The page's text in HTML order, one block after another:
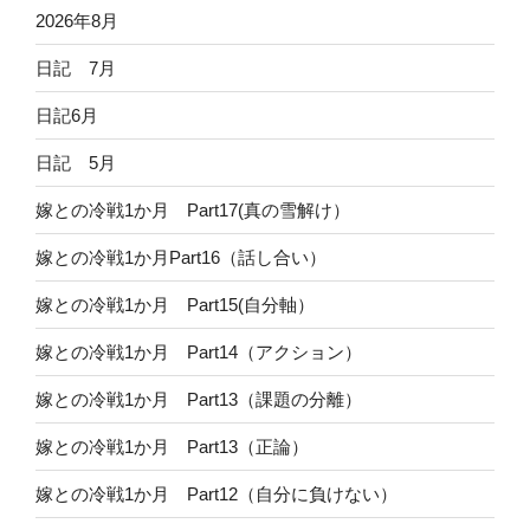
2026年8月
日記 7月
日記6月
日記 5月
嫁との冷戦1か月 Part17(真の雪解け）
嫁との冷戦1か月Part16（話し合い）
嫁との冷戦1か月 Part15(自分軸）
嫁との冷戦1か月 Part14（アクション）
嫁との冷戦1か月 Part13（課題の分離）
嫁との冷戦1か月 Part13（正論）
嫁との冷戦1か月 Part12（自分に負けない）